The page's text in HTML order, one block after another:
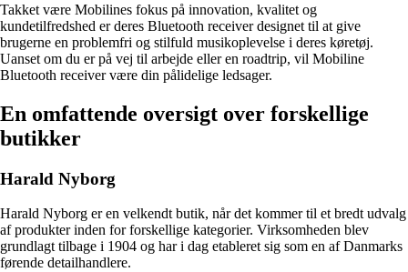
Takket være Mobilines fokus på innovation, kvalitet og
kundetilfredshed er deres Bluetooth receiver designet til at give
brugerne en problemfri og stilfuld musikoplevelse i deres køretøj.
Uanset om du er på vej til arbejde eller en roadtrip, vil Mobiline
Bluetooth receiver være din pålidelige ledsager.
En omfattende oversigt over forskellige
butikker
Harald Nyborg
Harald Nyborg er en velkendt butik, når det kommer til et bredt udvalg
af produkter inden for forskellige kategorier. Virksomheden blev
grundlagt tilbage i 1904 og har i dag etableret sig som en af Danmarks
førende detailhandlere.